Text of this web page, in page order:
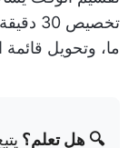
تخصيص
ما، وتحويل
🔍 هل تعلم؟